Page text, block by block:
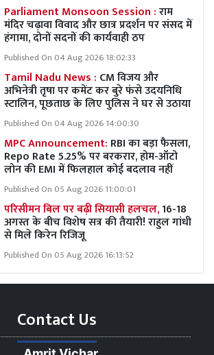
Parliament Monsoon Session :राम
मंदिर चढ़ावा विवाद और छात्र प्रदर्शन पर संसद में
हंगामा, दोनों सदनों की कार्यवाही ठप
Published On 04 Aug 2026 18:02:33
Tamil Nadu News : CM विजय और
अभिनेत्री तृषा पर कमेंट कर बुरे फंसे उदयनिधि
स्टालिन, पूछताछ के लिए पुलिस ने घर से उठाया
Published On 04 Aug 2026 14:00:30
MPC Announcement: RBI का बड़ा फैसला,
Repo Rate 5.25% पर बरकरार, होम-ऑटो
लोन की EMI में फिलहाल कोई बदलाव नहीं
Published On 05 Aug 2026 11:00:01
परिसीमन बिल पर बढ़ी सियासी हलचल,16-18
अगस्त के बीच विशेष सत्र की तैयारी! राहुल गांधी
से मिले किरेन रिजिजू
Published On 05 Aug 2026 16:13:52
Contact Us